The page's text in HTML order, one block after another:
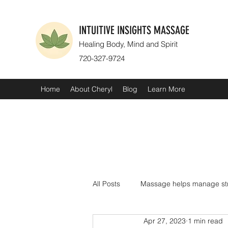
INTUITIVE INSIGHTS MASSAGE
Healing Body, Mind and Spirit
720-327-9724
Home About Cheryl Blog Learn More
All Posts Massage helps manage
Apr 27, 2023 1 min read